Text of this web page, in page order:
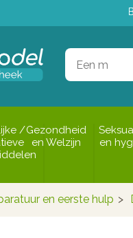
/Gezondheid
en Welzijn
en
en eerste hulp >